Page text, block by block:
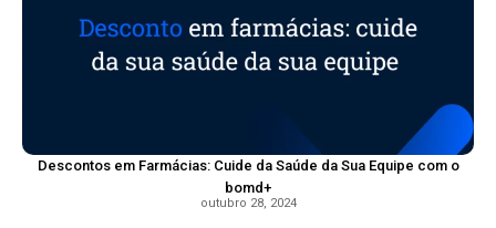
Descontos em Farmácias: Cuide da Saúde da Sua Equipe com o
bomd+
outubro 28, 2024